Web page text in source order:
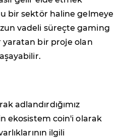
bir sektör haline gelmeye
vadeli süreçte gaming
yaratan bir proje olan
adlandırdığımız
ekosistem coin'i olarak
ilgili